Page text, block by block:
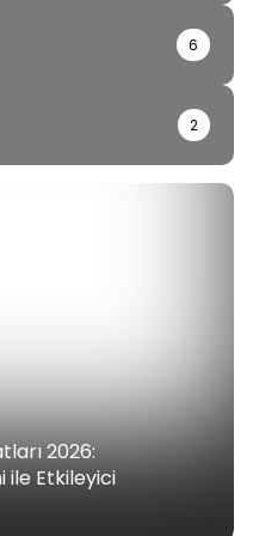
6
2
2026:
ile Etkileyici